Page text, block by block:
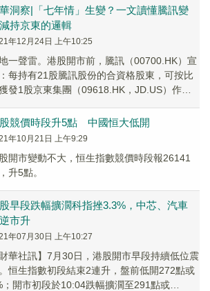
洞察|「七年情」生變？一文讀懂騰訊變
持京東的邏輯
年12月24日 上午10:25
一聲雷。港股開市前，騰訊（00700.HK）宣
每持有21股騰訊股份的合資格股東，可按比
發1股京東集團（09618.HK，JD.US）作為
競價時段升5點 中國恒大低開
年10月21日 上午9:29
開市變動不大，恒生指數競價時段報26141
升5點。
早段跌幅擴濶科指挫3.3%，中芯、汽車
市升
年07月30日 上午10:27
財華社訊】7月30日，港股開市早段持續低位震
恒生指數初段結束2連升，盤前低開272點或
；開市初段於10:04跌幅擴濶至291點或